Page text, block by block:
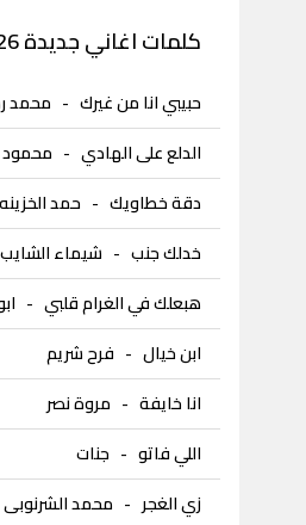
كلمات اغاني جديدة 2026
حبيبي انا من غيرك- محمد
الدلع على الهادي-
دقة خطاويك- حمد الخزينه
خدلك جنب- شيماء الشايب
هبعلك في الغرام قلبي-
ابن خيال- فرح شريم
انا خايفة- مروة نصر
اللي فاتو- جنات
زي الغجر - محمد الشرنوبى